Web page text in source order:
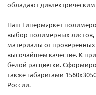
обладают
Наш Гипермаркет
выбор полимерных листов,
материалы от
высочайшем качестве. К
белой расцветки.
также габаритами
России.